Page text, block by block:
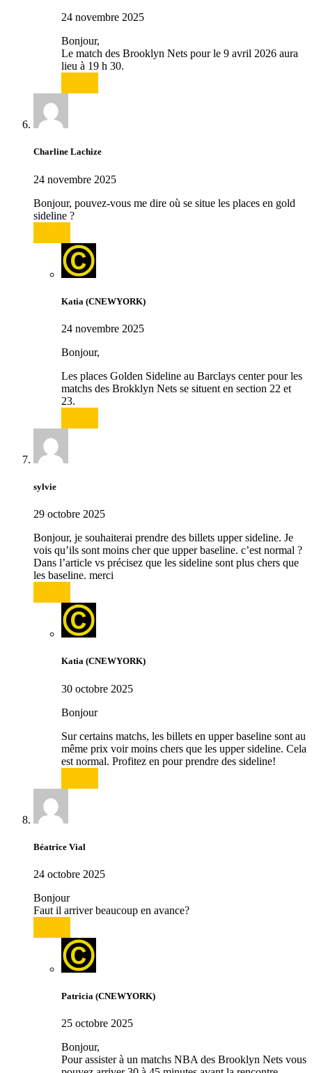
24 novembre 2025
Bonjour,
Le match des Brooklyn Nets pour le 9 avril 2026 aura
lieu à 19 h 30.
Charline Lachize
24 novembre 2025
Bonjour, pouvez-vous me dire où se situe les places en gold
sideline ?
Katia (CNEWYORK)
24 novembre 2025
Bonjour,
Les places Golden Sideline au Barclays center pour les
matchs des Brokklyn Nets se situent en section 22 et
23.
sylvie
29 octobre 2025
Bonjour, je souhaiterai prendre des billets upper sideline. Je
vois qu’ils sont moins cher que upper baseline. c’est normal ?
Dans l’article vs précisez que les sideline sont plus chers que
les baseline. merci
Katia (CNEWYORK)
30 octobre 2025
Bonjour
Sur certains matchs, les billets en upper baseline sont au
même prix voir moins chers que les upper sideline. Cela
est normal. Profitez en pour prendre des sideline!
Béatrice Vial
24 octobre 2025
Bonjour
Faut il arriver beaucoup en avance?
Patricia (CNEWYORK)
25 octobre 2025
Bonjour,
Pour assister à un matchs NBA des Brooklyn Nets vous